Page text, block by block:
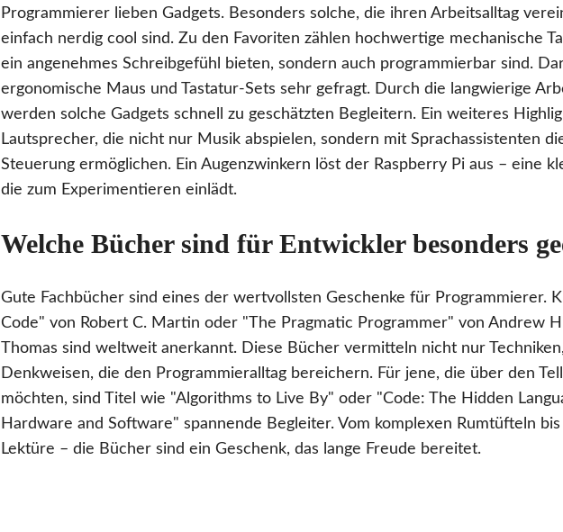
Programmierer lieben Gadgets. Besonders solche, die ihren Arbeitsalltag
einfach nerdig cool sind. Zu den Favoriten zählen hochwertige mechanische
ein angenehmes Schreibgefühl bieten, sondern auch programmierbar sind.
ergonomische Maus und Tastatur-Sets sehr gefragt. Durch die langwierige
werden solche Gadgets schnell zu geschätzten Begleitern. Ein weiteres
Lautsprecher, die nicht nur Musik abspielen, sondern mit Sprachassistenten
Steuerung ermöglichen. Ein Augenzwinkern löst der Raspberry Pi aus – eine
die zum Experimentieren einlädt.
Welche Bücher sind für Entwickler besonders
Gute Fachbücher sind eines der wertvollsten Geschenke für Programmierer.
Code" von Robert C. Martin oder "The Pragmatic Programmer" von Andrew
Thomas sind weltweit anerkannt. Diese Bücher vermitteln nicht nur
Denkweisen, die den Programmieralltag bereichern. Für jene, die über den
möchten, sind Titel wie "Algorithms to Live By" oder "Code: The Hidden
Hardware and Software" spannende Begleiter. Vom komplexen Rumtüfteln
Lektüre – die Bücher sind ein Geschenk, das lange Freude bereitet.